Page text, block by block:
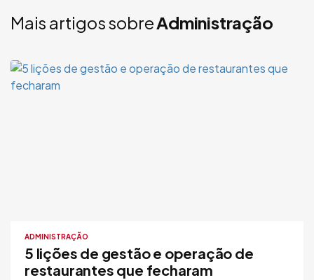
Mais artigos sobreAdministração
ADMINISTRAÇÃO
5 lições de gestão e operação de
restaurantes que fecharam